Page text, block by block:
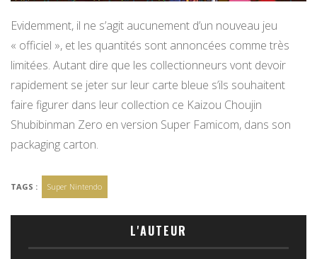
Evidemment, il ne s’agit aucunement d’un nouveau jeu
« officiel », et les quantités sont annoncées comme très
limitées. Autant dire que les collectionneurs vont devoir
rapidement se jeter sur leur carte bleue s’ils souhaitent
faire figurer dans leur collection ce Kaizou Choujin
Shubibinman Zero en version Super Famicom, dans son
packaging carton.
TAGS : Super Nintendo
L'AUTEUR